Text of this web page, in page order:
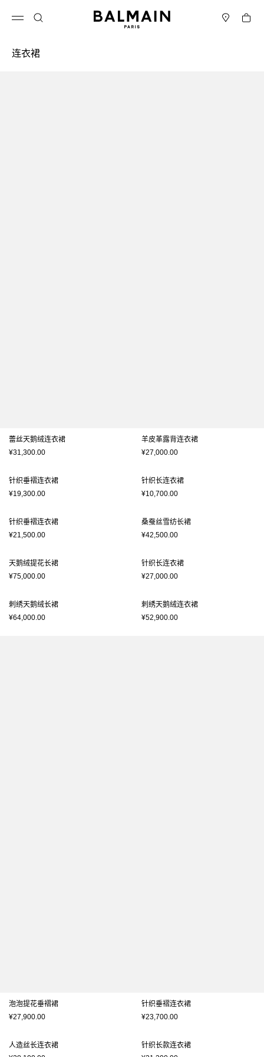
购物车
连衣裙
蕾丝天鹅绒连衣裙
¥31,300.00
羊皮革露背连衣裙
¥27,000.00
针织垂褶连衣裙
¥19,300.00
针织长连衣裙
¥10,700.00
针织垂褶连衣裙
¥21,500.00
桑蚕丝雪纺长裙
¥42,500.00
天鹅绒提花长裙
¥75,000.00
针织长连衣裙
¥27,000.00
刺绣天鹅绒长裙
¥64,000.00
刺绣天鹅绒连衣裙
¥52,900.00
泡泡提花垂褶裙
¥27,900.00
针织垂褶连衣裙
¥23,700.00
人造丝长连衣裙 针织长款连衣裙